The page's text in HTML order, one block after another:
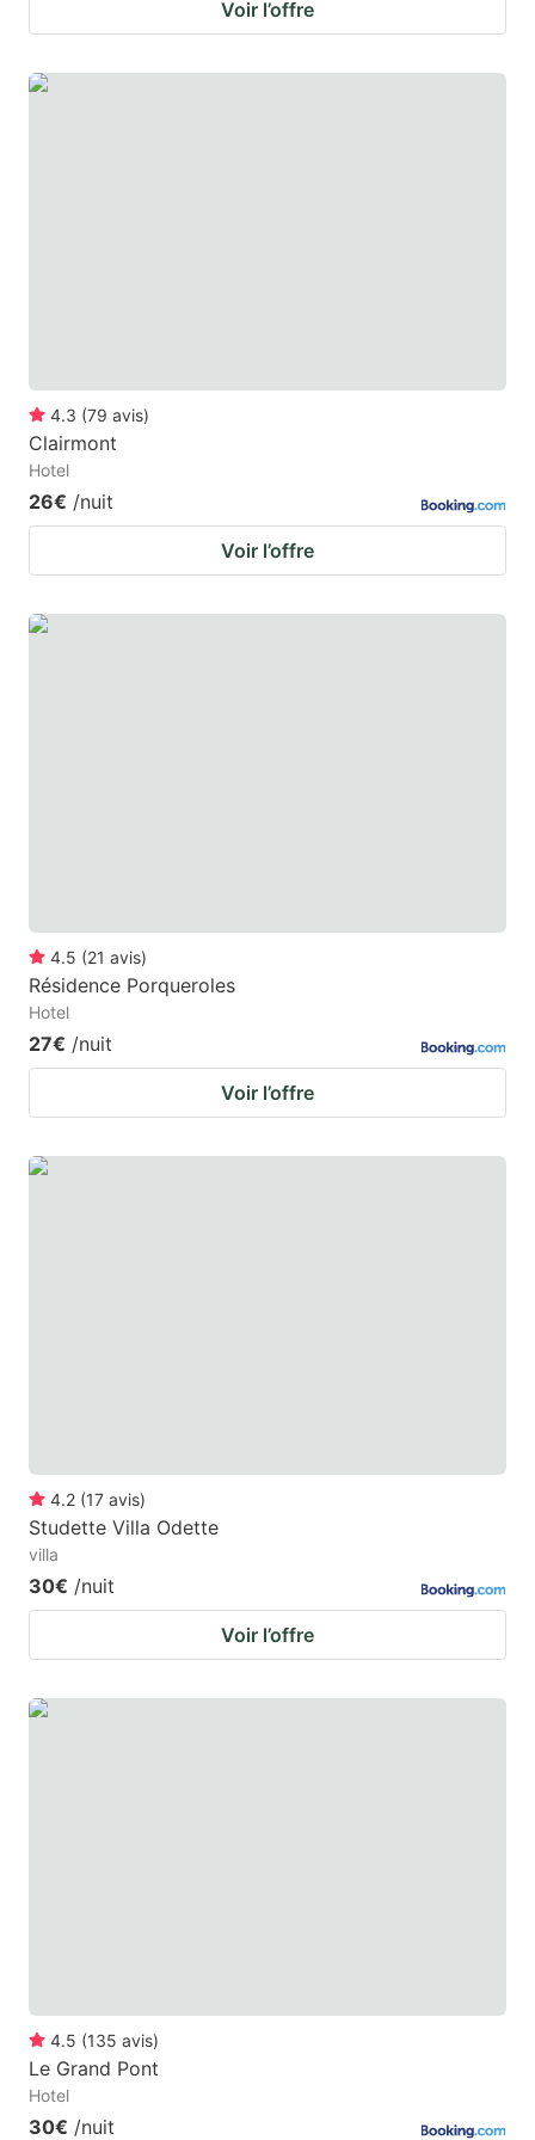
Voir l’offre
4.3 (79 avis)
Clairmont
Hotel
26€ /nuit
Voir l’offre
4.5 (21 avis)
Résidence Porqueroles
Hotel
27€ /nuit
Voir l’offre
4.2 (17 avis)
Studette Villa Odette
villa
30€ /nuit
Voir l’offre
4.5 (135 avis)
Le Grand Pont
Hotel
30€ /nuit